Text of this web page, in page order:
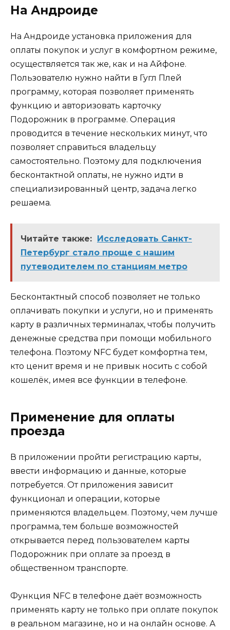
На Андроиде
На Андроиде установка приложения для
оплаты покупок и услуг в комфортном режиме,
осуществляется так же, как и на Айфоне.
Пользователю нужно найти в Гугл Плей
программу, которая позволяет применять
функцию и авторизовать карточку
Подорожник в программе. Операция
проводится в течение нескольких минут, что
позволяет справиться владельцу
самостоятельно. Поэтому для подключения
бесконтактной оплаты, не нужно идти в
специализированный центр, задача легко
решаема.
Читайте также: Исследовать Санкт-
Петербург стало проще с нашим
путеводителем по станциям метро
Бесконтактный способ позволяет не только
оплачивать покупки и услуги, но и применять
карту в различных терминалах, чтобы получить
денежные средства при помощи мобильного
телефона. Поэтому NFC будет комфортна тем,
кто ценит время и не привык носить с собой
кошелёк, имея все функции в телефоне.
Применение для оплаты
проезда
В приложении пройти регистрацию карты,
ввести информацию и данные, которые
потребуется. От приложения зависит
функционал и операции, которые
применяются владельцем. Поэтому, чем лучше
программа, тем больше возможностей
открывается перед пользователем карты
Подорожник при оплате за проезд в
общественном транспорте.
Функция NFC в телефоне даёт возможность
применять карту не только при оплате покупок
в реальном магазине, но и на онлайн основе. А